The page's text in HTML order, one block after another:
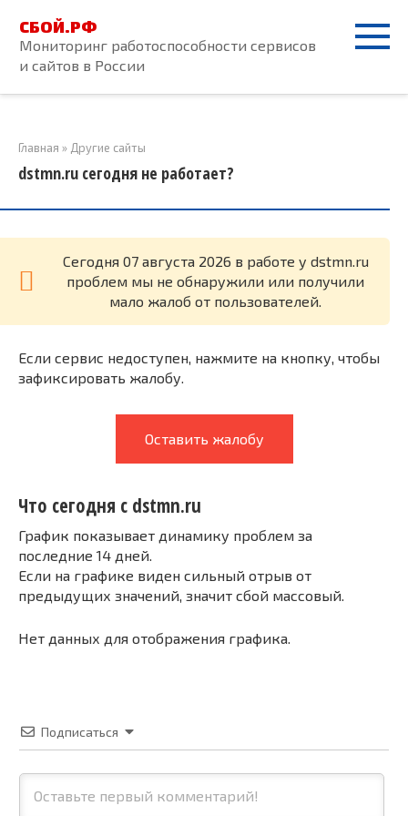
контенту
СБОЙ.РФ
Мониторинг работоспособности сервисов
и сайтов в России
Главная » Другие сайты
dstmn.ru сегодня не работает?
Cегодня 07 августа 2026 в работе у dstmn.ru
проблем мы не обнаружили или получили
мало жалоб от пользователей.
Если сервис недоступен, нажмите на кнопку, чтобы
зафиксировать жалобу.
Оставить жалобу
Что сегодня с dstmn.ru
График показывает динамику проблем за
последние 14 дней.
Если на графике виден сильный отрыв от
предыдущих значений, значит сбой массовый.
Нет данных для отображения графика.
Подписаться